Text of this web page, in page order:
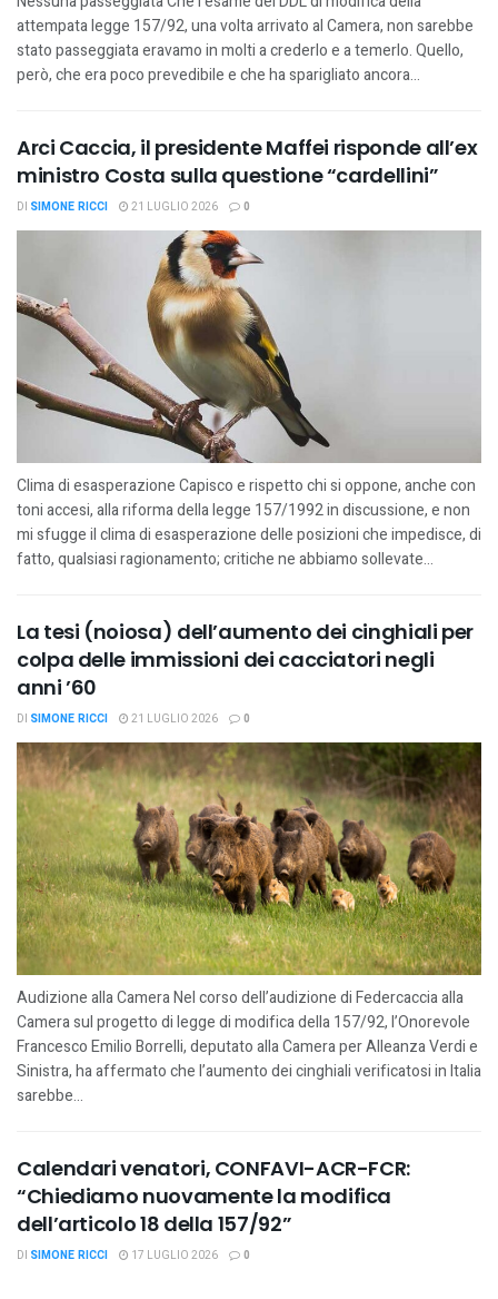
attempata legge 157/92, una volta arrivato al Camera, non sarebbe
stato passeggiata eravamo in molti a crederlo e a temerlo. Quello,
però, che era poco prevedibile e che ha sparigliato ancora...
Arci Caccia, il presidente Maffei risponde all’ex
ministro Costa sulla questione “cardellini”
DI SIMONE RICCI 21 LUGLIO 2026 0
Clima di esasperazione Capisco e rispetto chi si oppone, anche con
toni accesi, alla riforma della legge 157/1992 in discussione, e non
mi sfugge il clima di esasperazione delle posizioni che impedisce, di
fatto, qualsiasi ragionamento; critiche ne abbiamo sollevate...
La tesi (noiosa) dell’aumento dei cinghiali per
colpa delle immissioni dei cacciatori negli
anni ’60
DI SIMONE RICCI 21 LUGLIO 2026 0
Audizione alla Camera Nel corso dell’audizione di Federcaccia alla
Camera sul progetto di legge di modifica della 157/92, l’Onorevole
Francesco Emilio Borrelli, deputato alla Camera per Alleanza Verdi e
Sinistra, ha affermato che l’aumento dei cinghiali verificatosi in Italia
sarebbe...
Calendari venatori, CONFAVI-ACR-FCR:
“Chiediamo nuovamente la modifica
dell’articolo 18 della 157/92”
DI SIMONE RICCI 17 LUGLIO 2026 0